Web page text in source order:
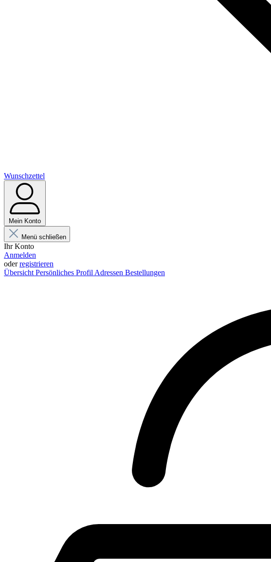
Wunschzettel
Mein Konto
Menü schließen
Ihr Konto
Anmelden
oderregistrieren
Übersicht Persönliches Profil Adressen Bestellungen